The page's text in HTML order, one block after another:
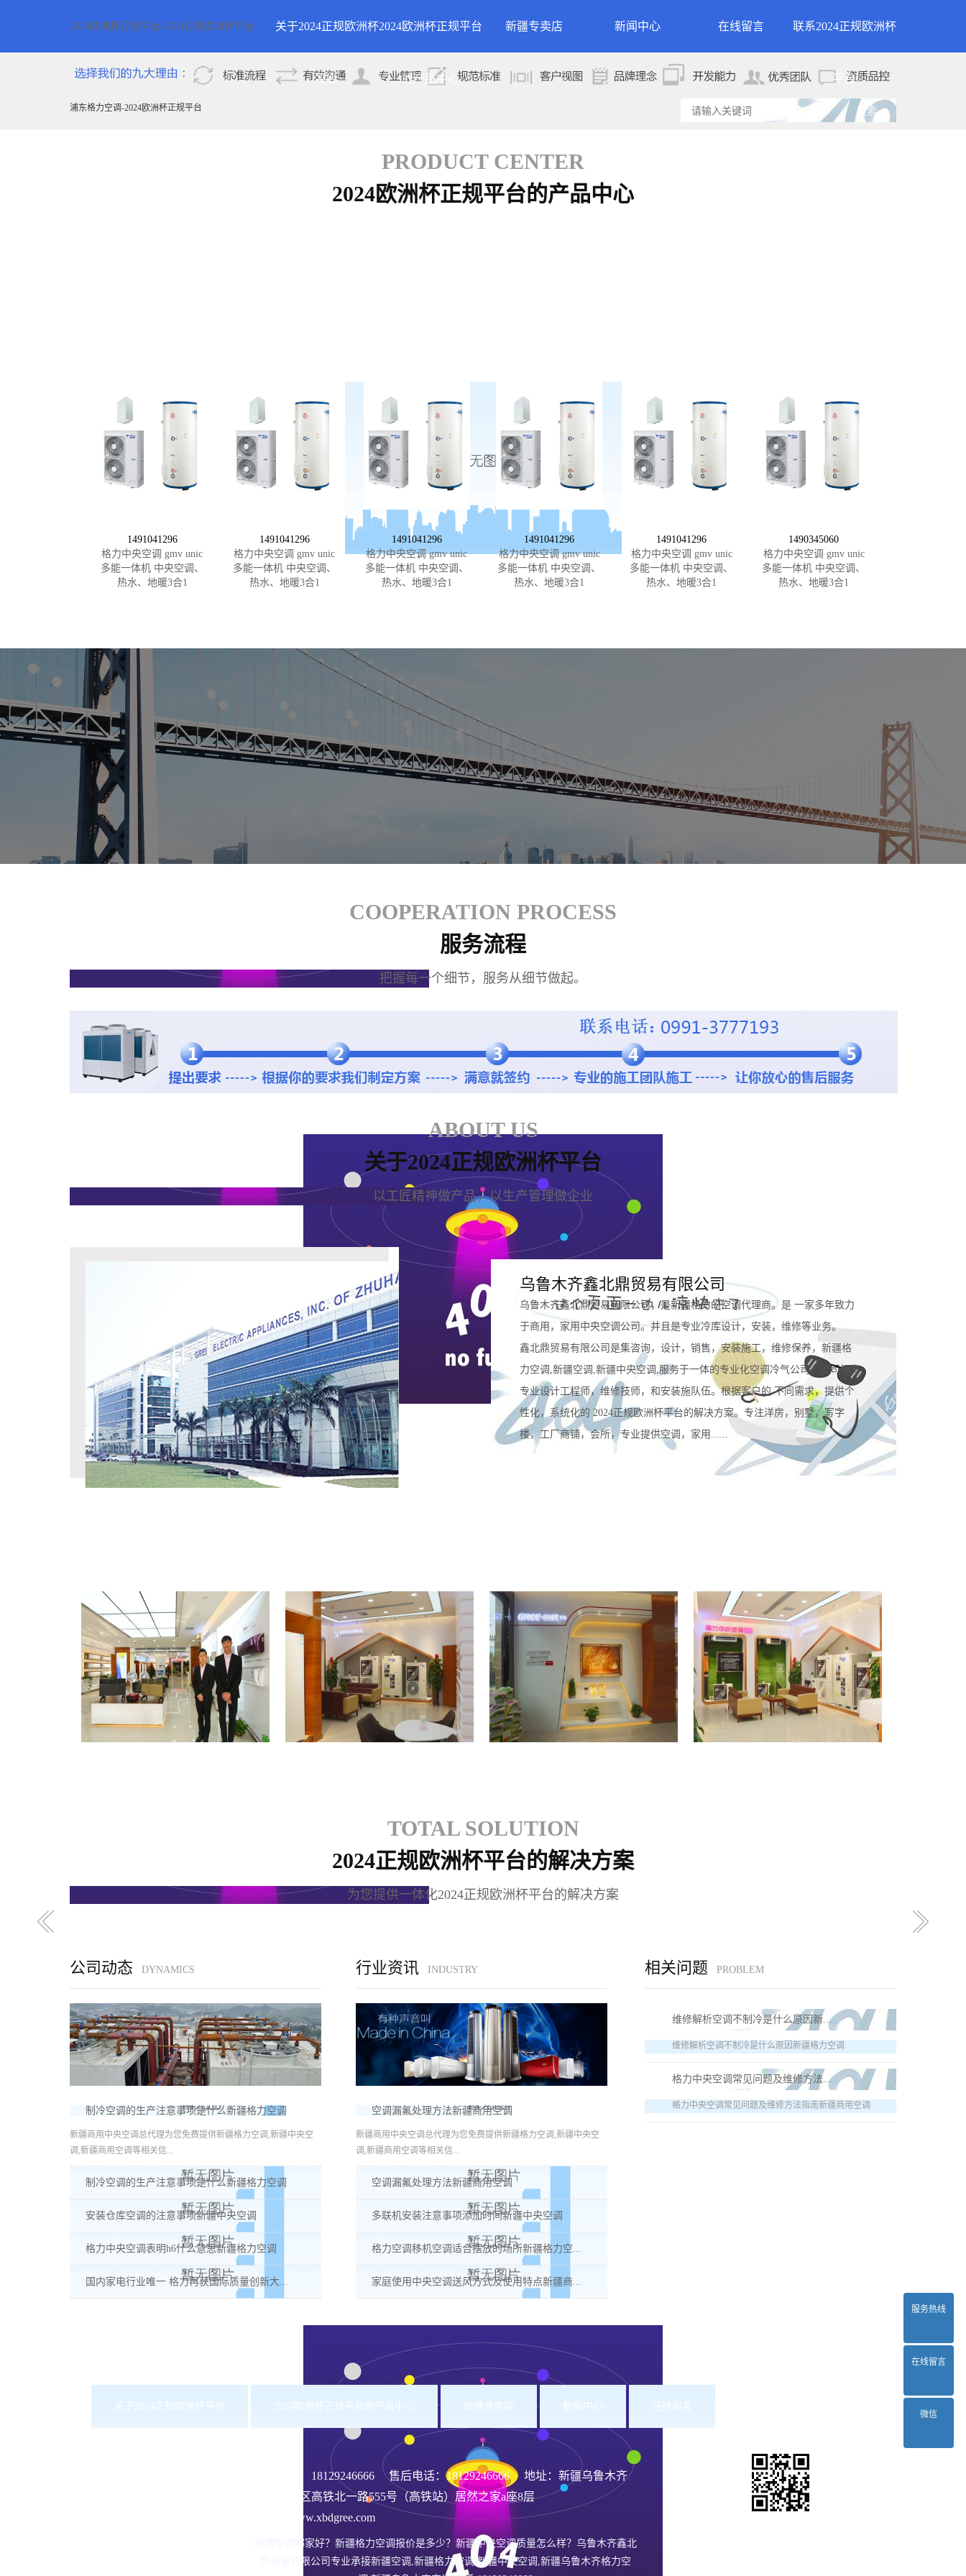
2024欧洲杯正规平台-2024正规欧洲杯平台 关于2024正规欧洲杯
平台
2024欧洲杯正规平台的
2024欧洲杯正规平台
的产品中心
新疆专卖店 新闻中心 在线留言 联系2024正规欧洲杯
平台
浦东格力空调-2024欧洲杯正规平台
PRODUCT CENTER
2024欧洲杯正规平台的产品中心
1491041296
格力中央空调 gmv unic
多能一体机 中央空调、
热水、地暖3合1
1491041296
格力中央空调 gmv unic
多能一体机 中央空调、
热水、地暖3合1
1491041296
格力中央空调 gmv unic
多能一体机 中央空调、
热水、地暖3合1
1491041296
格力中央空调 gmv unic
多能一体机 中央空调、
热水、地暖3合1
1491041296
格力中央空调 gmv unic
多能一体机 中央空调、
热水、地暖3合1
1490345060
格力中央空调 gmv unic
多能一体机 中央空调、
热水、地暖3合1
COOPERATION PROCESS
服务流程
把握每一个细节，服务从细节做起。
ABOUT US
关于2024正规欧洲杯平台
以工匠精神做产品，以生产管理做企业
乌鲁木齐鑫北鼎贸易有限公司
乌鲁木齐鑫北鼎贸易有限公司，是新疆格力的空调代理商。是 一家多年致力
于商用，家用中央空调公司。并且是专业冷库设计，安装，维修等业务。
鑫北鼎贸易有限公司是集咨询，设计，销售，安装施工，维修保养，新疆格
力空调,新疆空调,新疆中央空调,服务于一体的专业化空调冷气公司。公司拥有
专业设计工程师，维修技师，和安装施队伍。根据客户的 不同需求，提供个
性化，系统化的 2024正规欧洲杯平台的解决方案。专注洋房，别墅，写字
楼，工厂商铺，会所，专业提供空调，家用......
TOTAL SOLUTION
2024正规欧洲杯平台的解决方案
为您提供一体化2024正规欧洲杯平台的解决方案
公司动态 DYNAMICS
制冷空调的生产注意事项是什么新疆格力空调
新疆商用中央空调总代理为您免费提供新疆格力空调,新疆中央空
调,新疆商用空调等相关信...
制冷空调的生产注意事项是什么新疆格力空调
安装仓库空调的注意事项新疆中央空调
格力中央空调表明h6什么意思新疆格力空调
国内家电行业唯一 格力再获国际质量创新大...
行业资讯 INDUSTRY
空调漏氟处理方法新疆商用空调
新疆商用中央空调总代理为您免费提供新疆格力空调,新疆中央空
调,新疆商用空调等相关信...
空调漏氟处理方法新疆商用空调
多联机安装注意事项添加时间新疆中央空调
格力空调移机空调适合摆放的场所新疆格力空...
家庭使用中央空调送风方式及使用特点新疆商...
相关问题 PROBLEM
维修解析空调不制冷是什么原因新...
维修解析空调不制冷是什么原因新疆格力空调
格力中央空调常见问题及维修方法...
格力中央空调常见问题及维修方法指南新疆商用空调
关于2024正规欧洲杯平台 2024欧洲杯正规平台的产品中心 新疆专卖店 新闻中心 在线留言
18129246666 售后电话：18129246666 地址：新疆乌鲁木齐
沙依巴克区高铁北一路555号（高铁站）居然之家a座8层
网址：www.xbdgree.com
新疆空调哪家好？新疆格力空调报价是多少？新疆中央空调质量怎么样？乌鲁木齐鑫北
鼎贸易有限公司专业承接新疆空调,新疆格力空调,新疆中央空调,新疆乌鲁木齐格力空
服务热线
在线留言
微信